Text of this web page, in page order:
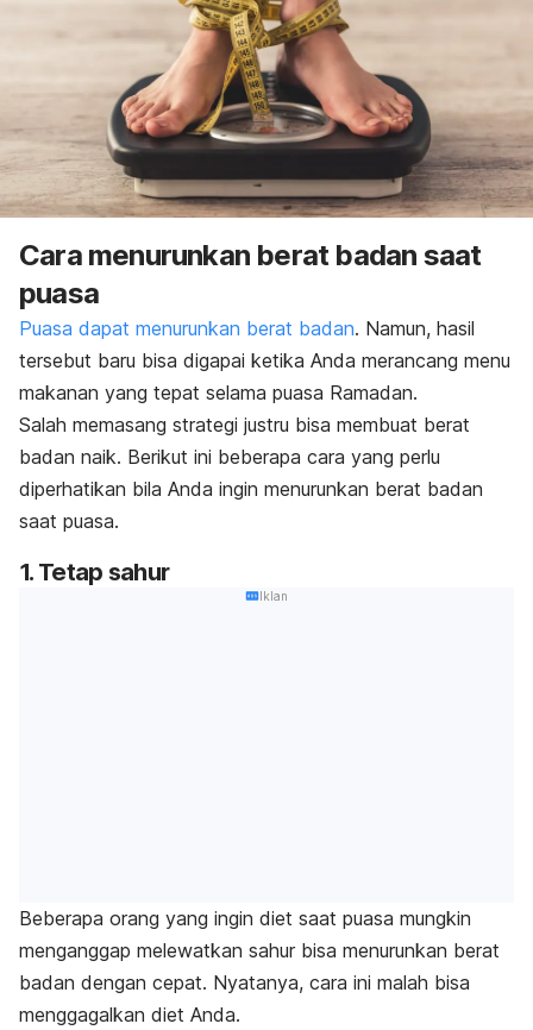
Cara menurunkan berat badan saat
puasa
Puasa dapat menurunkan berat badan. Namun, hasil
tersebut baru bisa digapai ketika Anda merancang menu
makanan yang tepat selama puasa Ramadan.
Salah memasang strategi justru bisa membuat berat
badan naik. Berikut ini beberapa cara yang perlu
diperhatikan bila Anda ingin menurunkan berat badan
saat puasa.
1. Tetap sahur
Iklan
Beberapa orang yang ingin diet saat puasa mungkin
menganggap melewatkan sahur bisa menurunkan berat
badan dengan cepat. Nyatanya, cara ini malah bisa
menggagalkan diet Anda.